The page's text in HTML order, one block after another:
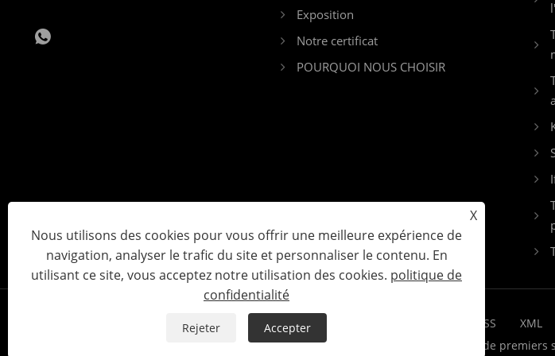
Exposition
Notre certificat
POURQUOI NOUS CHOISIR
RSS XML
Copyright © 2023 Yiwu Kebon Medical Supplies Co., Ltd. - Trousse de
X
Nous utilisons des cookies pour vous offrir une meilleure expérience de
navigation, analyser le trafic du site et personnaliser le contenu. En
utilisant ce site, vous acceptez notre utilisation des cookies. politique de
confidentialité
Rejeter Accepter